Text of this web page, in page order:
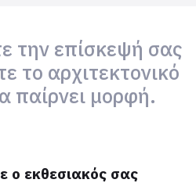
την επίσκεψή σας
το αρχιτεκτονικό
παίρνει μορφή.
ο εκθεσιακός σας